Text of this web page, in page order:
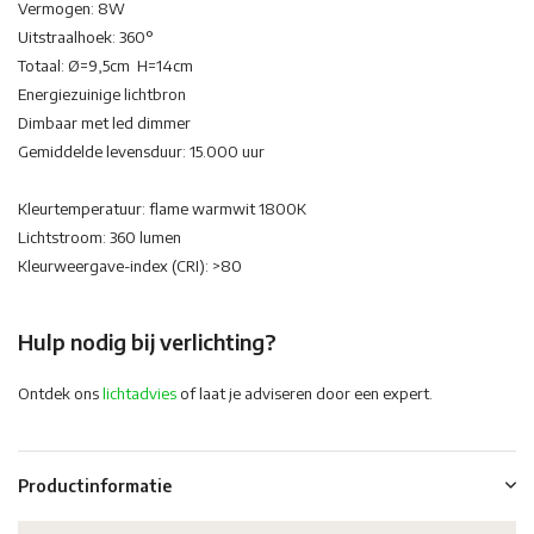
Vermogen: 8W
Uitstraalhoek: 360°
Totaal: Ø=9,5cm H=14cm
Energiezuinige lichtbron
Dimbaar met led dimmer
Gemiddelde levensduur: 15.000 uur
Kleurtemperatuur: flame warmwit 1800K
Lichtstroom: 360 lumen
Kleurweergave-index (CRI): >80
Hulp nodig bij verlichting?
Ontdek onslichtadvies of laat je adviseren door een expert.
Productinformatie